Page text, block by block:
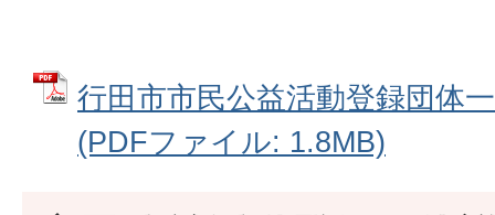
行田市市民公益活動登録団体
(PDFファイル: 1.8MB)